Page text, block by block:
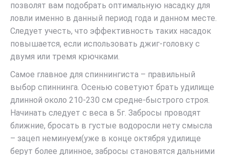
позволят вам подобрать оптимальную насадку для
ловли именно в данный период года и данном месте.
Следует учесть, что эффективность таких насадок
повышается, если использовать джиг-головку с
двумя или тремя крючками.
Самое главное для спиннингиста – правильный
выбор спиннинга. Осенью советуют брать удилище
длинной около 210-230 см средне-быстрого строя.
Начинать следует с веса в 5г. Забросы проводят
ближние, бросать в густые водоросли нету смысла
– зацеп неминуем(уже в конце октября удилище
берут более длинное, забросы становятся дальними